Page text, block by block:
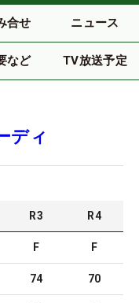
合せ ニュース
など TV放送予定
ディ
R3 R4
F F
74 70